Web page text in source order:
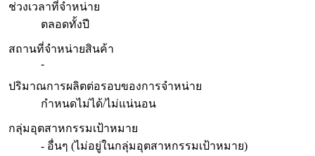
ช่วงเวลาที่จำหน่าย
ตลอดทั้งปี
สถานที่จำหน่ายสินค้า
-
ปริมาณการผลิตต่อรอบของการจำหน่าย
กำหนดไม่ได้/ไม่แน่นอน
กลุ่มอุตสาหกรรมเป้าหมาย
- อื่นๆ (ไม่อยู่ในกลุ่มอุตสาหกรรมเป้าหมาย)